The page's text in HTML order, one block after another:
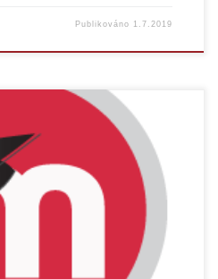
Publikováno 1.7.2019
naleznete v našich zbrusu nových
Moodle. {:}{:en}Did you know that
can track students‘ activity? By
under which an activity can be
students […]